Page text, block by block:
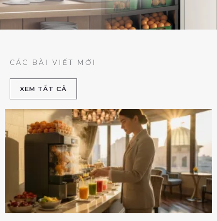
CÁC BÀI VIẾT MỚI
XEM TẮT CẢ